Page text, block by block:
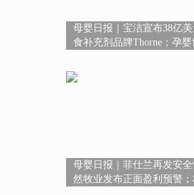
母婴日报｜宝洁宣布38亿
食补充剂品牌Thorne；孕
母婴日报｜菲仕兰再发安
然牧业发布正面盈利预警